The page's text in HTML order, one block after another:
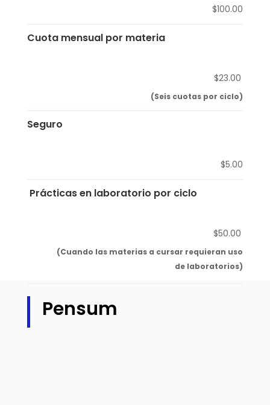
$100.00
Cuota mensual por materia
$23.00
(Seis cuotas por ciclo)
Seguro
$5.00
Prácticas en laboratorio por ciclo
$50.00
(Cuando las materias a cursar requieran uso
de laboratorios)
Pensum